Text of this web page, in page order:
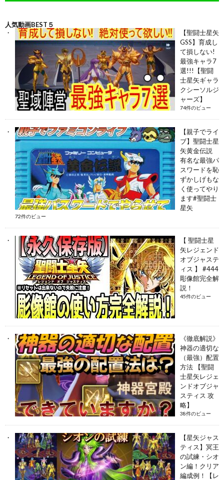
人気動画BEST５
【聖闘士星矢
GSS】育成し
て損しない!
最強キャラ7
選!!!【聖闘
士星矢ギャラ
クシーソルジ
ャーズ】
74件のビュー
【親子でライ
ブ】聖闘士星
矢黄金伝説
有名な最強パ
スワードを恥
ずかしげもな
く使ってやり
ます#聖闘士
星矢
72件のビュー
【 聖闘士星
矢レジェンド
オブジャステ
ィス 】 #444
彫像館完全解
説！
45件のビュー
《徹底解説》
神器の適切な
（最強）配置
方法 【聖闘
士星矢レジェ
ンドオブジャ
スティス 攻
略】
38件のビュー
【星矢ジャス
ティス】冥王
の試練・シオ
ン編！クリア
編成例！【レ